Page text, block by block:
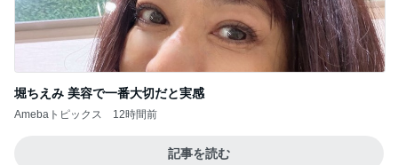
堀ちえみ 美容で一番大切だと実感
Amebaトピックス 12時間前
記事を読む